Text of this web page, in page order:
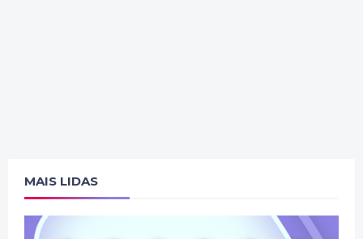
MAIS LIDAS